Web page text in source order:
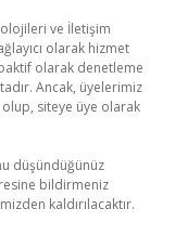
ve İletişim
olarak hizmet
olarak denetleme
Ancak, üyelerimiz
olup, siteye üye olarak
düşündüğünüz
bildirmeniz
kaldırılacaktır.